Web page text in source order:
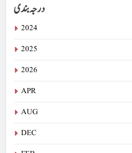
درجہ بندی
2024
2025
2026
APR
AUG
DEC